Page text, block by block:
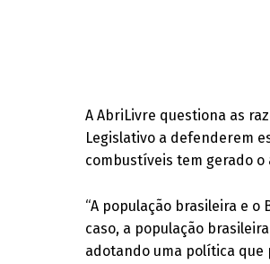
A AbriLivre questiona as
Legislativo a defenderem
combustíveis tem gerado
“A população brasileira e
caso, a população
adotando uma política que